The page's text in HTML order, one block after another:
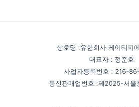
상호명 :유한회사 케이티피
대표자 : 정준호
사업자등록번호 : 216-
통신판매업번호 :제2025-서